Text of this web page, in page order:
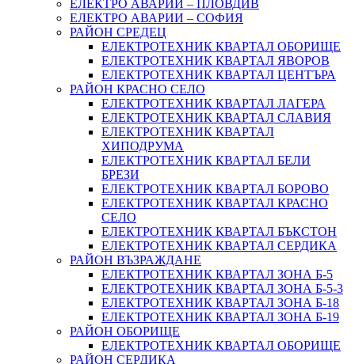
ЕЛЕКТРО АВАРИИ – ПЛОВДИВ
ЕЛЕКТРО АВАРИИ – СОФИЯ
РАЙОН СРЕДЕЦ
ЕЛЕКТРОТЕХНИК КВАРТАЛ ОБОРИЩЕ
ЕЛЕКТРОТЕХНИК КВАРТАЛ ЯВОРОВ
ЕЛЕКТРОТЕХНИК КВАРТАЛ ЦЕНТЪРА
РАЙОН КРАСНО СЕЛО
ЕЛЕКТРОТЕХНИК КВАРТАЛ ЛАГЕРА
ЕЛЕКТРОТЕХНИК КВАРТАЛ СЛАВИЯ
ЕЛЕКТРОТЕХНИК КВАРТАЛ
ХИПОДРУМА
ЕЛЕКТРОТЕХНИК КВАРТАЛ БЕЛИ
БРЕЗИ
ЕЛЕКТРОТЕХНИК КВАРТАЛ БОРОВО
ЕЛЕКТРОТЕХНИК КВАРТАЛ КРАСНО
СЕЛО
ЕЛЕКТРОТЕХНИК КВАРТАЛ БЪКСТОН
ЕЛЕКТРОТЕХНИК КВАРТАЛ СЕРДИКА
РАЙОН ВЪЗРАЖДАНЕ
ЕЛЕКТРОТЕХНИК КВАРТАЛ ЗОНА Б-5
ЕЛЕКТРОТЕХНИК КВАРТАЛ ЗОНА Б-5-3
ЕЛЕКТРОТЕХНИК КВАРТАЛ ЗОНА Б-18
ЕЛЕКТРОТЕХНИК КВАРТАЛ ЗОНА Б-19
РАЙОН ОБОРИЩЕ
ЕЛЕКТРОТЕХНИК КВАРТАЛ ОБОРИЩЕ
РАЙОН СЕРДИКА